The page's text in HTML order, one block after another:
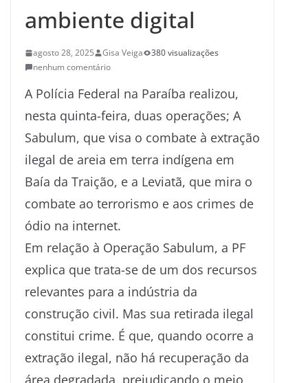
ambiente digital
agosto 28, 2025 Gisa Veiga
380 visualizações
nenhum comentário
A Polícia Federal na Paraíba realizou,
nesta quinta-feira, duas operações; A
Sabulum, que visa o combate à extração
ilegal de areia em terra indígena em
Baía da Traição, e a Leviatã, que mira o
combate ao terrorismo e aos crimes de
ódio na internet.
Em relação à Operação Sabulum, a PF
explica que trata-se de um dos recursos
relevantes para a indústria da
construção civil. Mas sua retirada ilegal
constitui crime. É que, quando ocorre a
extração ilegal, não há recuperação da
área degradada, prejudicando o meio